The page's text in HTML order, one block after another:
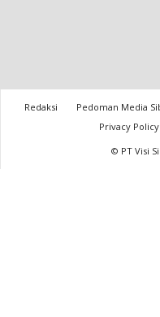
Redaksi Pedoman Media
Privacy Policy
© PT Visi